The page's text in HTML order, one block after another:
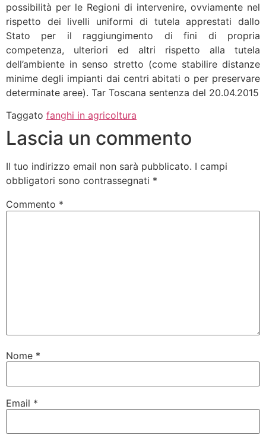
possibilità per le Regioni di intervenire, ovviamente nel
rispetto dei livelli uniformi di tutela apprestati dallo
Stato per il raggiungimento di fini di propria
competenza, ulteriori ed altri rispetto alla tutela
dell’ambiente in senso stretto (come stabilire distanze
minime degli impianti dai centri abitati o per preservare
determinate aree). Tar Toscana sentenza del 20.04.2015
Taggato fanghi in agricoltura
Lascia un commento
Il tuo indirizzo email non sarà pubblicato. I campi
obbligatori sono contrassegnati *
Commento *
Nome *
Email *